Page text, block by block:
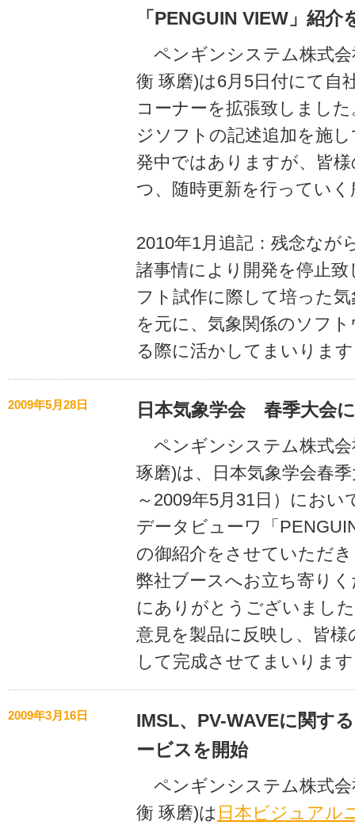
「PENGUIN VIEW」紹介
ペンギンシステム株式会
衡 琢磨)は6月5日付にて自
コーナーを拡張致しまし
ジソフトの記述追加を施
発中ではありますが、皆
つ、随時更新を行ってい
2010年1月追記：残念なが
諸事情により開発を停止
フト試作に際して培った
を元に、気象関係のソフ
る際に活かしてまいりま
2009年5月28日 日本気象学会 春季大会
ペンギンシステム株式会
琢磨)は、日本気象学会春
～2009年5月31日）におい
データビューワ「
の御紹介をさせていただ
弊社ブースへお立ち寄り
にありがとうございまし
意見を製品に反映し、皆
して完成させてまいりま
2009年3月16日
IMSL、PV-WAVEに関す
ービスを開始
ペンギンシステム株式会
衡 琢磨)は 日本ビジュアル